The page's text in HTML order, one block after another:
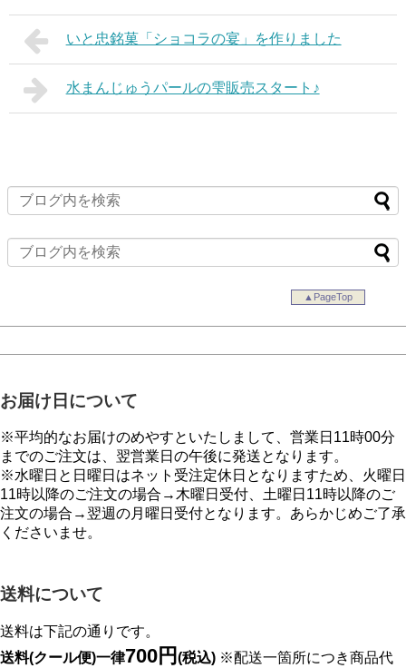
いと忠銘菓「ショコラの宴」を作りました
水まんじゅうパールの雫販売スタート♪
▲PageTop
お届け日について
※平均的なお届けのめやすといたしまして、営業日11時00分
までのご注文は、翌営業日の午後に発送となります。
※水曜日と日曜日はネット受注定休日となりますため、火曜日
11時以降のご注文の場合→木曜日受付、土曜日11時以降のご
注文の場合→翌週の月曜日受付となります。あらかじめご了承
くださいませ。
送料について
送料は下記の通りです。
送料(クール便)一律700円 (税込) ※配送一箇所につき商品代